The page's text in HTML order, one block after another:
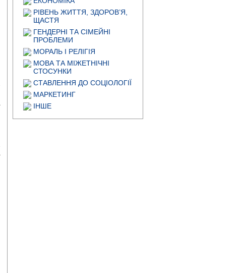
РІВЕНЬ ЖИТТЯ, ЗДОРОВ’Я,
ЩАСТЯ
ГЕНДЕРНІ ТА СІМЕЙНІ
ПРОБЛЕМИ
МОРАЛЬ І РЕЛІГІЯ
МОВА ТА МІЖЕТНІЧНІ
СТОСУНКИ
СТАВЛЕННЯ ДО СОЦІОЛОГІЇ
МАРКЕТИНГ
ІНШЕ